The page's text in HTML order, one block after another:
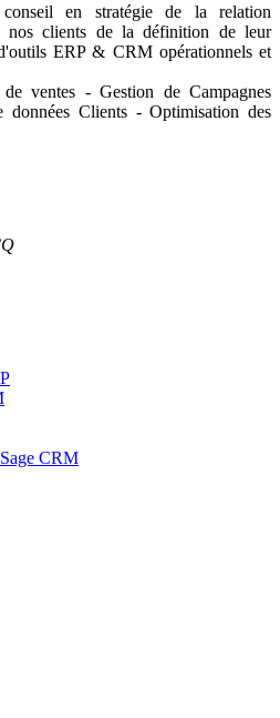
en stratégie de la relation
nos clients de la définition de leur
ERP & CRM opérationnels et
ventes - Gestion de Campagnes
Clients - Optimisation des
CRM